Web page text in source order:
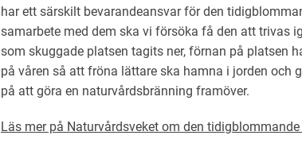
har ett särskilt bevarandeansvar för den
samarbete med dem ska vi försöka få den att trivas
som skuggade platsen tagits ner, förnan på platsen
på våren så att fröna lättare ska hamna i jorden och
på att göra en naturvårdsbränning framöver.
Läs mer på Naturvårdsveket om den